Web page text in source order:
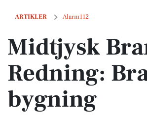
ARTIKLER Alarm112
Midtjysk Brand & Redning: Brand i bygning
Midtjysk
Redning:
bygning